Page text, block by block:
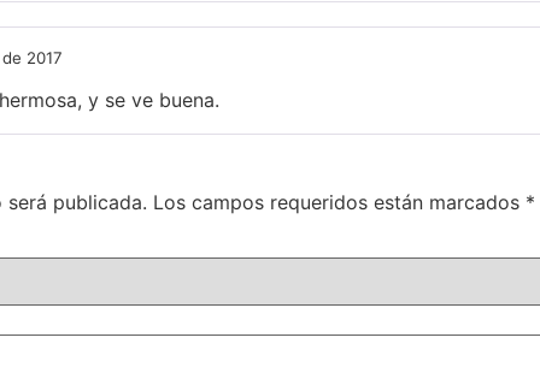
2017
y se ve buena.
publicada. Los campos requeridos están marcados *